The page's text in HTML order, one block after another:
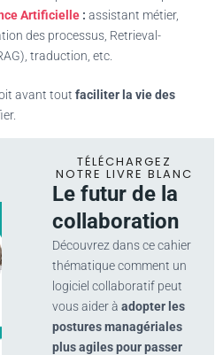
Artificielle : assistant métier,
des processus, Retrieval-
traduction, etc.
avant tout faciliter la vie des
TÉLÉCHARGEZ
NOTRE LIVRE BLANC
Le futur de la
collaboration
Découvrez dans ce cahier
thématique comment un
logiciel collaboratif peut
vous aider àadopter les
postures managériales
plus agiles pour passer